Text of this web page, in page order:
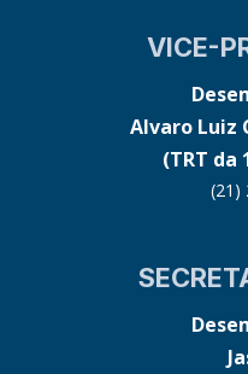
VICE-
Alvaro Luiz
(TRT da
(21)